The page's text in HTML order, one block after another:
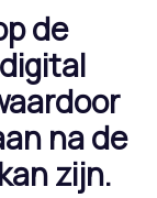
de
na de
zijn.